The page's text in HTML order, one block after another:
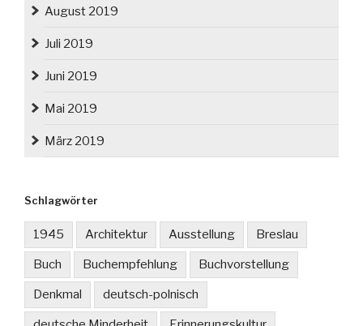
August 2019
Juli 2019
Juni 2019
Mai 2019
März 2019
Schlagwörter
1945 Architektur Ausstellung Breslau
Buch Buchempfehlung Buchvorstellung
Denkmal deutsch-polnisch